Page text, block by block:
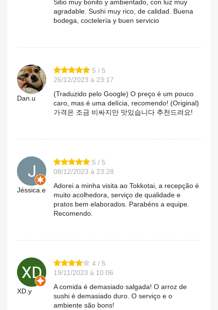
Sitio muy bonito y ambientado, con luz muy
agradable. Sushi muy rico, de calidad. Buena
bodega, coctelería y buen servicio
Dan.u
5 / 5
26/12/2023 à 23:17
(Traduzido pelo Google) O preço é um pouco
caro, mas é uma delícia, recomendo! (Original)
가격은 조금 비싸지만 맛있습니다 추천드려요!
Jéssica.e
5 / 5
08/12/2023 à 23:28
Adorei a minha visita ao Tokkotai, a recepção é
muito acolhedora, serviço de qualidade e
pratos bem elaborados. Parabéns a equipe.
Recomendo.
XD.y
4 / 5
19/11/2023 à 10:06
A comida é demasiado salgada! O arroz de
sushi é demasiado duro. O serviço e o
ambiente são bons!